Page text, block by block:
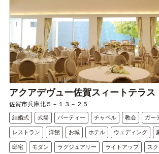
アクアデヴュー佐賀スィートテラス
佐賀市兵庫北５－１３－２５
結婚式 式場 パーティー チャペル 教会 ガー
レストラン 洋館 お城 ホテル ウェディング
邸宅 モダン ラグジュアリー ライトアップ ス